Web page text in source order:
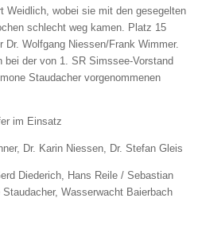
Weidlich, wobei sie mit den gesegelten
schlecht weg kamen. Platz 15
Wolfgang Niessen/Frank Wimmer.
bei der von 1. SR Simssee-Vorstand
Staudacher vorgenommenen
im Einsatz
Dr. Karin Niessen, Dr. Stefan Gleis
Diederich, Hans Reile / Sebastian
Wasserwacht Baierbach